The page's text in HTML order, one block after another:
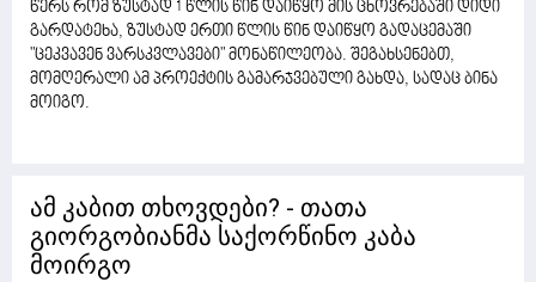
წერს რომ ზუსტად 1 წლის წინ დაიწყო მის ცხოვრებაში დიდი
გარდატეხა, ზუსტად ერთი წლის წინ დაიწყო გადაცემაში
"ცეკვავენ ვარსკვლავები" მონაწილეობა. შეგახსენებთ,
მომღერალი ამ პროექტის გამარჯვებული გახდა, სადაც ბინა
მოიგო.
ამ კაბით თხოვდები? - თათა
გიორგობიანმა საქორწინო კაბა
მოირგო